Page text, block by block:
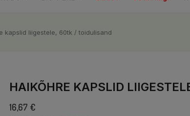
kapslid liigestele, 60tk / toidulisand
HAIKÕHRE KAPSLID
16,67 €